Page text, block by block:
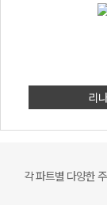
리
각 파트별 다양한